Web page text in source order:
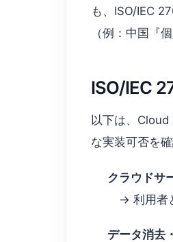
も、ISO/IEC
（例：中国『
ISO/IEC
以下は、Cloud
な実装可否を確
クラウドサ
→ 利用者
データ消去